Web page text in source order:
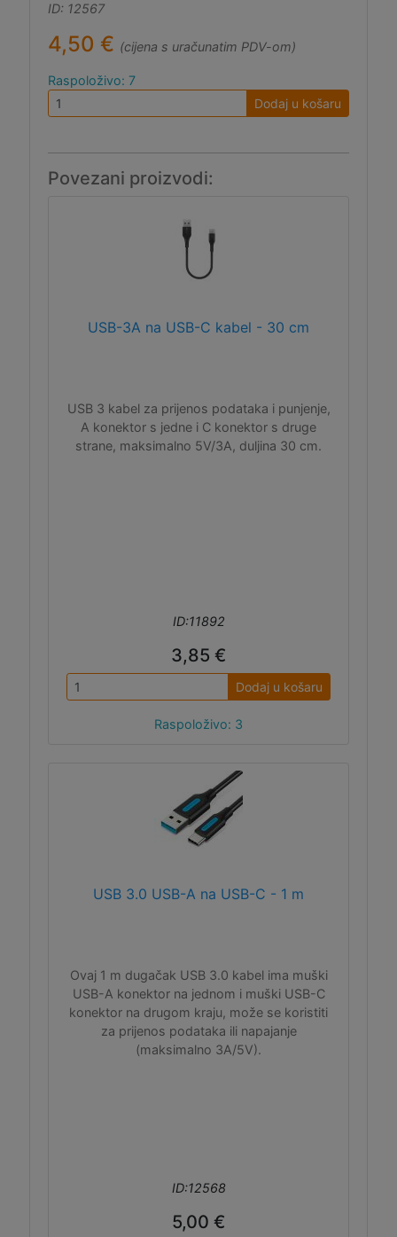
ID: 12567
4,50 € (cijena s uračunatim PDV-om)
Raspoloživo: 7
Dodaj u košaru
Povezani proizvodi:
USB-3A na USB-C kabel - 30 cm
USB 3 kabel za prijenos podataka i punjenje,
A konektor s jedne i C konektor s druge
strane, maksimalno 5V/3A, duljina 30 cm.
ID:11892
3,85 €
Dodaj u košaru
Raspoloživo: 3
USB 3.0 USB-A na USB-C - 1 m
Ovaj 1 m dugačak USB 3.0 kabel ima muški
USB-A konektor na jednom i muški USB-C
konektor na drugom kraju, može se koristiti
za prijenos podataka ili napajanje
(maksimalno 3A/5V).
ID:12568
5,00 €